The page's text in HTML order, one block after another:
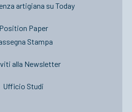
artigiana su Today
Position Paper
Stampa
alla Newsletter
Ufficio Studi